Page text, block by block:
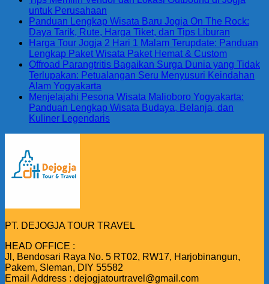
untuk Perusahaan
Panduan Lengkap Wisata Baru Jogja On The Rock:
Daya Tarik, Rute, Harga Tiket, dan Tips Liburan
Harga Tour Jogja 2 Hari 1 Malam Terupdate: Panduan
Lengkap Paket Wisata Paket Hemat & Custom
Offroad Parangtritis Bagaikan Surga Dunia yang Tidak
Terlupakan: Petualangan Seru Menyusuri Keindahan
Alam Yogyakarta
Menjelajahi Pesona Wisata Malioboro Yogyakarta:
Panduan Lengkap Wisata Budaya, Belanja, dan
Kuliner Legendaris
PT. DEJOGJA TOUR TRAVEL
HEAD OFFICE :
Jl, Bendosari Raya No. 5 RT02, RW17, Harjobinangun,
Pakem, Sleman, DIY 55582
Email Address : dejogjatourtravel@gmail.com